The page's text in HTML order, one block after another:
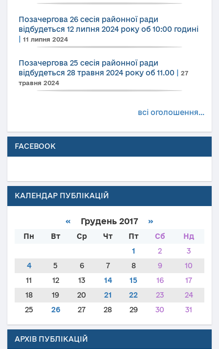
Позачергова 26 сесія районної ради
відбудеться 12 липня 2024 року об 10:00 годині
11 липня 2024
Позачергова 25 сесія районної ради
відбудеться 28 травня 2024 року об 11.00
27
травня 2024
всі оголошення...
FACEBOOK
КАЛЕНДАР ПУБЛІКАЦІЙ
« Грудень 2017 »
Пн Вт Ср Чт Пт Сб
Нд
1
2
3
4
5 6 7 8 9
10
11
12 13 14 15 16
17
18
19 20 21 22 23
24
25
26 27 28 29 30 31
АРХІВ ПУБЛІКАЦІЙ